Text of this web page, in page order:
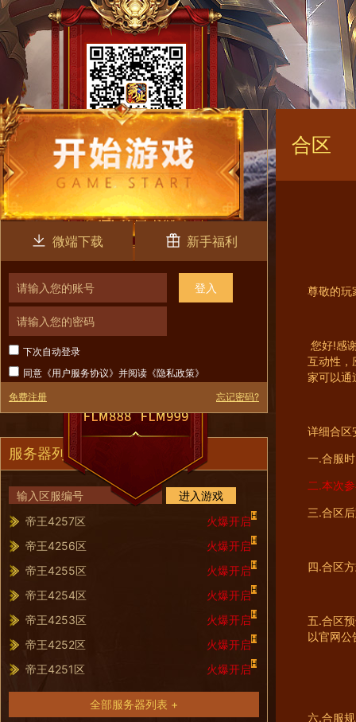
微端下载 新手福利
登入
下次自动登录
同意《用户服务协议》并阅读《隐私政策》
免费注册
忘记密码?
服务器列表
进入游戏
帝王4257区
火爆开启H
帝王4256区 火爆开启H
帝王4255区 火爆开启H
帝王4254区 火爆开启H
帝王4253区 火爆开启H
帝王4252区 火爆开启H
帝王4251区 火爆开启H
全部服务器列表 +
合区
尊敬的玩
您好!感
互动性，
家可以通
详细合区
一.合服
二.本次
三.合区
四.合区
五.合区
以官网公
六.合服